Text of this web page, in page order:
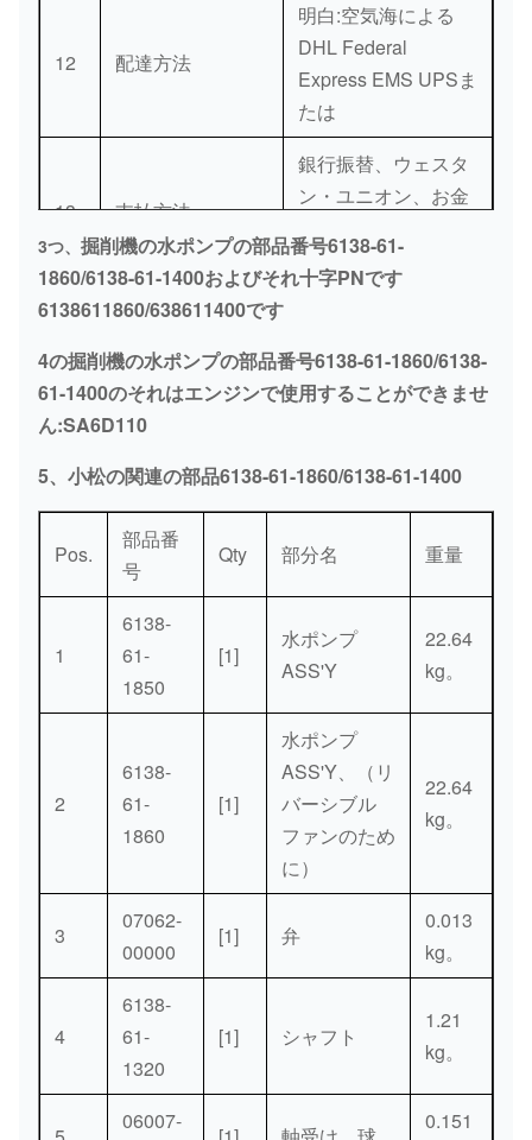
12 配達方法
明白:空気海による
DHL Federal
Express EMS UPSま
たは
13 支払方法
銀行振替、ウェスタ
ン・ユニオン、お金
ト カード、Paypal
3つ、 掘削機の水ポンプの部品番号6138-61-
1860/6138-61-1400およびそれ十字PNです
6138611860/638611400です
4の掘削機の水ポンプの部品番号6138-61-1860/6138-
61-1400のそれはエンジンで使用することができませ
ん:SA6D110
5、小松の関連の部品6138-61-1860/6138-61-1400
Pos.
部品番
号
Qty 部分名 重量
1
6138-
61-
1850
[1]
水ポンプ
ASS'Y
22.64
kg。
2
6138-
61-
1860
[1]
水ポンプ
ASS'Y、（リ
バーシブル
ファンのため
に）
22.64
kg。
3
07062-
00000
[1] 弁
0.013
kg。
4
6138-
61-
1320
[1] シャフト
1.21
kg。
06007-
0.151